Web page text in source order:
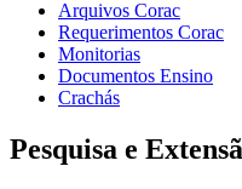
Arquivos Corac
Requerimentos Corac
Monitorias
Documentos Ensino
Crachás
Pesquisa e